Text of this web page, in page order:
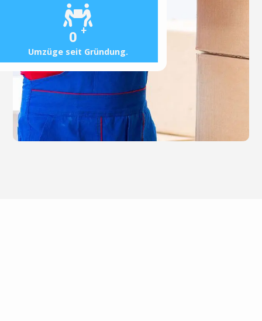
0 +
Umzüge seit Gründung.